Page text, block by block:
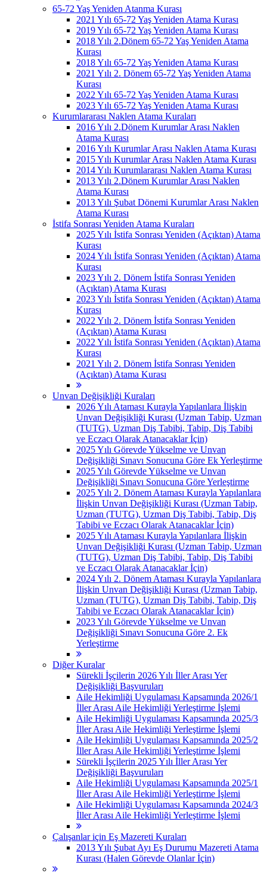
65-72 Yaş Yeniden Atanma Kurası
2021 Yılı 65-72 Yaş Yeniden Atama Kurası
2019 Yılı 65-72 Yaş Yeniden Atama Kurası
2018 Yılı 2.Dönem 65-72 Yaş Yeniden Atama
Kurası
2018 Yılı 65-72 Yaş Yeniden Atama Kurası
2021 Yılı 2. Dönem 65-72 Yaş Yeniden Atama
Kurası
2022 Yılı 65-72 Yaş Yeniden Atama Kurası
2023 Yılı 65-72 Yaş Yeniden Atama Kurası
Kurumlararası Naklen Atama Kuraları
2016 Yılı 2.Dönem Kurumlar Arası Naklen
Atama Kurası
2016 Yılı Kurumlar Arası Naklen Atama Kurası
2015 Yılı Kurumlar Arası Naklen Atama Kurası
2014 Yılı Kurumlararası Naklen Atama Kurası
2013 Yılı 2.Dönem Kurumlar Arası Naklen
Atama Kurası
2013 Yılı Şubat Dönemi Kurumlar Arası Naklen
Atama Kurası
İstifa Sonrası Yeniden Atama Kuraları
2025 Yılı İstifa Sonrası Yeniden (Açıktan) Atama
Kurası
2024 Yılı İstifa Sonrası Yeniden (Açıktan) Atama
Kurası
2023 Yılı 2. Dönem İstifa Sonrası Yeniden
(Açıktan) Atama Kurası
2023 Yılı İstifa Sonrası Yeniden (Açıktan) Atama
Kurası
2022 Yılı 2. Dönem İstifa Sonrası Yeniden
(Açıktan) Atama Kurası
2022 Yılı İstifa Sonrası Yeniden (Açıktan) Atama
Kurası
2021 Yılı 2. Dönem İstifa Sonrası Yeniden
(Açıktan) Atama Kurası
Unvan Değişikliği Kuraları
2026 Yılı Ataması Kurayla Yapılanlara İlişkin
Unvan Değişikliği Kurası (Uzman Tabip, Uzman
(TUTG), Uzman Diş Tabibi, Tabip, Diş Tabibi
ve Eczacı Olarak Atanacaklar İçin)
2025 Yılı Görevde Yükselme ve Unvan
Değişikliği Sınavı Sonucuna Göre Ek Yerleştirme
2025 Yılı Görevde Yükselme ve Unvan
Değişikliği Sınavı Sonucuna Göre Yerleştirme
2025 Yılı 2. Dönem Ataması Kurayla Yapılanlara
İlişkin Unvan Değişikliği Kurası (Uzman Tabip,
Uzman (TUTG), Uzman Diş Tabibi, Tabip, Diş
Tabibi ve Eczacı Olarak Atanacaklar İçin)
2025 Yılı Ataması Kurayla Yapılanlara İlişkin
Unvan Değişikliği Kurası (Uzman Tabip, Uzman
(TUTG), Uzman Diş Tabibi, Tabip, Diş Tabibi
ve Eczacı Olarak Atanacaklar İçin)
2024 Yılı 2. Dönem Ataması Kurayla Yapılanlara
İlişkin Unvan Değişikliği Kurası (Uzman Tabip,
Uzman (TUTG), Uzman Diş Tabibi, Tabip, Diş
Tabibi ve Eczacı Olarak Atanacaklar İçin)
2023 Yılı Görevde Yükselme ve Unvan
Değişikliği Sınavı Sonucuna Göre 2. Ek
Yerleştirme
Diğer Kuralar
Sürekli İşçilerin 2026 Yılı İller Arası Yer
Değişikliği Başvuruları
Aile Hekimliği Uygulaması Kapsamında 2026/1
İller Arası Aile Hekimliği Yerleştirme İşlemi
Aile Hekimliği Uygulaması Kapsamında 2025/3
İller Arası Aile Hekimliği Yerleştirme İşlemi
Aile Hekimliği Uygulaması Kapsamında 2025/2
İller Arası Aile Hekimliği Yerleştirme İşlemi
Sürekli İşçilerin 2025 Yılı İller Arası Yer
Değişikliği Başvuruları
Aile Hekimliği Uygulaması Kapsamında 2025/1
İller Arası Aile Hekimliği Yerleştirme İşlemi
Aile Hekimliği Uygulaması Kapsamında 2024/3
İller Arası Aile Hekimliği Yerleştirme İşlemi
Çalışanlar için Eş Mazereti Kuraları
2013 Yılı Şubat Ayı Eş Durumu Mazereti Atama
Kurası (Halen Görevde Olanlar İçin)